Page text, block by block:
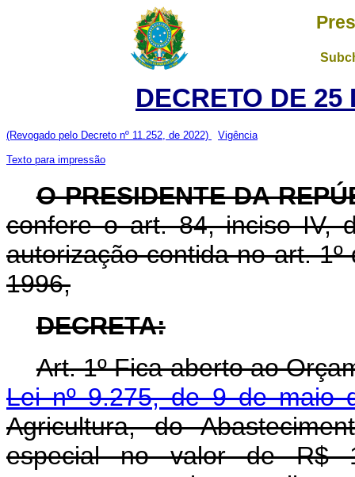
DECRETO DE 25
(Revogado pelo Decreto nº 11.252, de 2022) Vigência
Texto para impressão
O PRESIDENTE DA
confere o art. 84, inciso IV,
autorização contida no art.
1996,
DECRETA:
Art. 1º Fica aberto ao
Lei nº 9.275, de 9 de maio
Agricultura, do
especial no valor de R$